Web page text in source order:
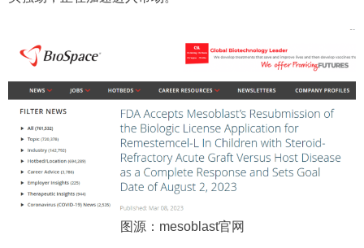
图源：mesoblast官网